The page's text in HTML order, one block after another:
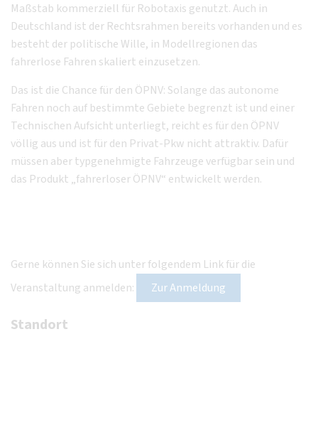
Maßstab kommerziell für Robotaxis genutzt. Auch in
Deutschland ist der Rechtsrahmen bereits vorhanden und es
besteht der politische Wille, in Modellregionen das
fahrerlose Fahren skaliert einzusetzen.
Das ist die Chance für den ÖPNV: Solange das autonome
Fahren noch auf bestimmte Gebiete begrenzt ist und einer
Technischen Aufsicht unterliegt, reicht es für den ÖPNV
völlig aus und ist für den Privat-Pkw nicht attraktiv. Dafür
müssen aber typgenehmigte Fahrzeuge verfügbar sein und
das Produkt „fahrerloser ÖPNV“ entwickelt werden.
Gerne können Sie sich unter folgendem Link für die
Veranstaltung anmelden:
Zur Anmeldung
Standort